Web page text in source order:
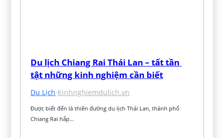
Du lịch Chiang Rai Thái Lan – tất tần
tật những kinh nghiệm cần biết
Du Lịch·Kinhnghiemdulich.vn
Được biết đến là thiên đường du lịch Thái Lan, thành phố
Chiang Rai hấp…